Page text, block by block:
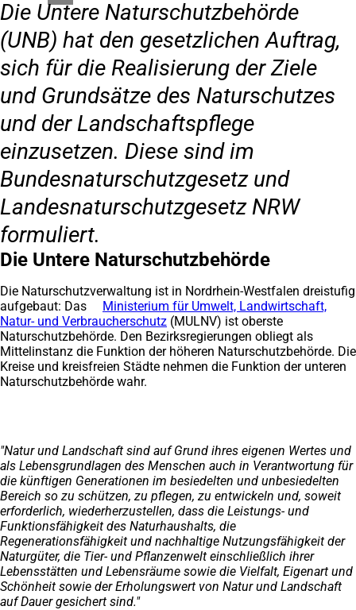
Die Untere Naturschutzbehörde
(UNB) hat den gesetzlichen Auftrag,
sich für die Realisierung der Ziele
und Grundsätze des Naturschutzes
und der Landschaftspflege
einzusetzen. Diese sind im
Bundesnaturschutzgesetz und
Landesnaturschutzgesetz NRW
formuliert.
Die Untere Naturschutzbehörde
Die Naturschutzverwaltung ist in Nordrhein-Westfalen dreistufig
aufgebaut: Das
Ministerium für Umwelt, Landwirtschaft,
Natur- und Verbraucherschutz (Öffnet
in
einem
neuen
(MULNV) ist oberste
Naturschutzbehörde. Den Bezirksregierungen obliegt als
Mittelinstanz die Funktion der höheren Naturschutzbehörde. Die
Kreise und kreisfreien Städte nehmen die Funktion der unteren
Naturschutzbehörde wahr.
"Natur und Landschaft sind auf Grund ihres eigenen Wertes und
als Lebensgrundlagen des Menschen auch in Verantwortung für
die künftigen Generationen im besiedelten und unbesiedelten
Bereich so zu schützen, zu pflegen, zu entwickeln und, soweit
erforderlich, wiederherzustellen, dass die Leistungs- und
Funktionsfähigkeit des Naturhaushalts, die
Regenerationsfähigkeit und nachhaltige Nutzungsfähigkeit der
Naturgüter, die Tier- und Pflanzenwelt einschließlich ihrer
Lebensstätten und Lebensräume sowie die Vielfalt, Eigenart und
Schönheit sowie der Erholungswert von Natur und Landschaft
auf Dauer gesichert sind."